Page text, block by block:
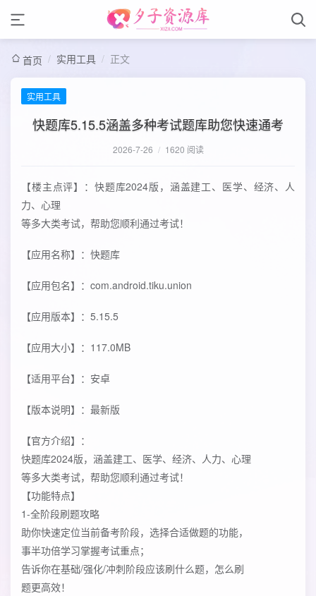
首页 / 实用工具 / 正文
实用工具
快题库5.15.5涵盖多种考试题库助您快速通考
2026-7-26 / 1620 阅读
【楼主点评】：快题库2024版，涵盖建工、医学、经济、人
力、心理
等多大类考试，帮助您顺利通过考试！
【应用名称】：快题库
【应用包名】：com.android.tiku.union
【应用版本】：5.15.5
【应用大小】：117.0MB
【适用平台】：安卓
【版本说明】：最新版
【官方介绍】：
快题库2024版，涵盖建工、医学、经济、人力、心理
等多大类考试，帮助您顺利通过考试！
【功能特点】
1-全阶段刷题攻略
助你快速定位当前备考阶段，选择合适做题的功能，
事半功倍学习掌握考试重点；
告诉你在基础/强化/冲刺阶段应该刷什么题，怎么刷
题更高效！